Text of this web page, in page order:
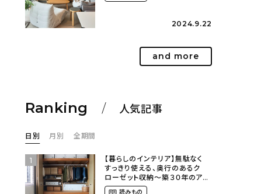
2024.9.22
and more
Ranking 人気記事
日別 月別 全期間
1
【暮らしのインテリア】無駄なく
すっきり使える、奥行のあるク
ローゼット収納〜築３０年のア
パートにある暮らし
読みもの